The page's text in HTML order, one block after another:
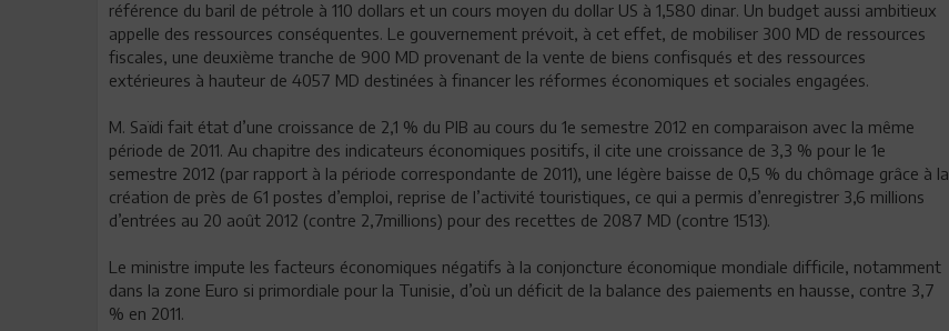
référence du baril de pétrole à 110 dollars et un cours moyen du dollar US à 1,580 dinar. Un budget aussi ambitieux
appelle des ressources conséquentes. Le gouvernement prévoit, à cet effet, de mobiliser 300 MD de ressources
fiscales, une deuxième tranche de 900 MD provenant de la vente de biens confisqués et des ressources
extérieures à hauteur de 4057 MD destinées à financer les réformes économiques et sociales engagées.
M. Saïdi fait état d’une croissance de 2,1 % du PIB au cours du 1e semestre 2012 en comparaison avec la même
période de 2011. Au chapitre des indicateurs économiques positifs, il cite une croissance de 3,3 % pour le 1e
semestre 2012 (par rapport à la période correspondante de 2011), une légère baisse de 0,5 % du chômage grâce à la
création de près de 61 postes d’emploi, reprise de l’activité touristiques, ce qui a permis d’enregistrer 3,6 millions
d’entrées au 20 août 2012 (contre 2,7millions) pour des recettes de 2087 MD (contre 1513).
Le ministre impute les facteurs économiques négatifs à la conjoncture économique mondiale difficile, notamment
dans la zone Euro si primordiale pour la Tunisie, d’où un déficit de la balance des paiements en hausse, contre 3,7
% en 2011.